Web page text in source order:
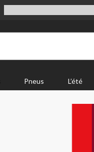
Pneus L’été